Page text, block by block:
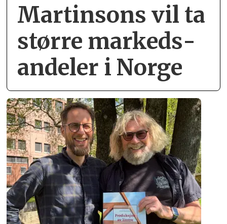
Martinsons vil ta
større markeds­
andeler i Norge